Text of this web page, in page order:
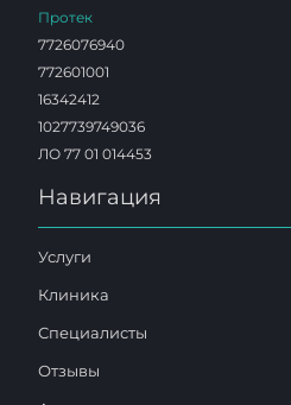
Протек
7726076940
772601001
16342412
1027739749036
ЛО 77 01 014453
Навигация
Услуги
Клиника
Специалисты
Отзывы